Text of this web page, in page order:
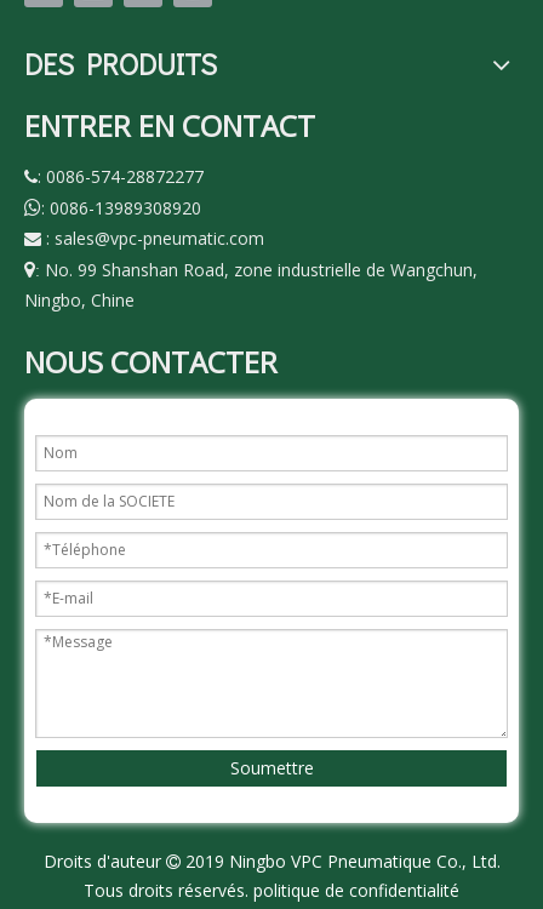
DES PRODUITS
ENTRER EN CONTACT
: 0086-574-28872277
: 0086-13989308920
 : sales@vpc-pneumatic.com
: No. 99 Shanshan Road, zone industrielle de Wangchun,
Ningbo, Chine
NOUS CONTACTER
Soumettre
Droits d'auteur 2019 Ningbo VPC Pneumatique Co., Ltd.
Tous droits réservés. politique de confidentialité